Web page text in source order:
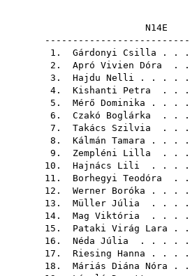
1. Gárdonyi Csilla . .
2. Apró Vivien Dóra .
3. Hajdu Nelli . . . .
4. Kishanti Petra . .
5. Mérő Dominika . . .
6. Czakó Boglárka . .
7. Takács Szilvia . .
8. Kálmán Tamara . . .
9. Zempléni Lilla . .
10. Hajnács Lili . . .
11. Borhegyi Teodóra .
12. Werner Boróka . . .
13. Müller Júlia . . .
14. Mag Viktória . . .
15. Pataki Virág Lara .
16. Néda Júlia . . . .
17. Riesing Hanna . . .
18. Máriás Diána Nóra .